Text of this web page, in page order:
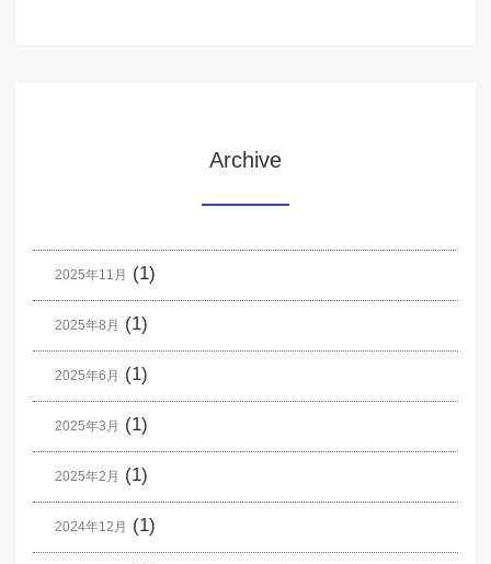
Archive
2025年11月 (1)
2025年8月 (1)
2025年6月 (1)
2025年3月 (1)
2025年2月 (1)
2024年12月 (1)